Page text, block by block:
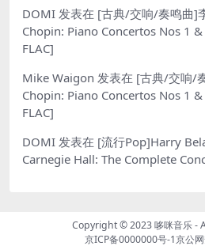
DOMI 发表在 [古典/交响/奏鸣曲]
Chopin: Piano Concertos Nos 1
FLAC]
Mike Waigon 发表在 [古典/交响/
Chopin: Piano Concertos Nos 1
FLAC]
DOMI 发表在 [流行Pop]Harry
Carnegie Hall: The Complete
Copyright © 2023哆咪音乐-
京ICP备0000000号-1京公